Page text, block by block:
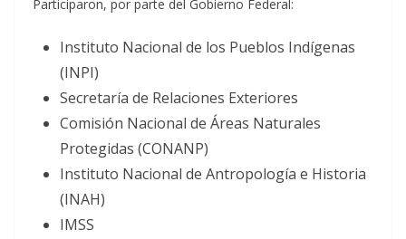
Participaron, por parte del Gobierno Federal:
Instituto Nacional de los Pueblos Indígenas
(INPI)
Secretaría de Relaciones Exteriores
Comisión Nacional de Áreas Naturales
Protegidas (CONANP)
Instituto Nacional de Antropología e Historia
(INAH)
IMSS